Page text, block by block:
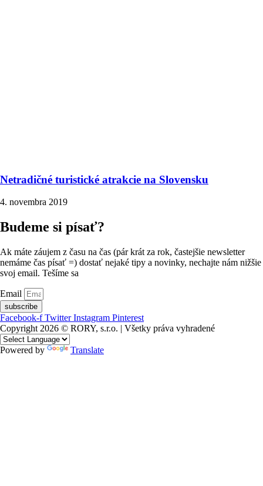
Netradičné turistické atrakcie na Slovensku
4. novembra 2019
Budeme si písať?
Ak máte záujem z času na čas (pár krát za rok, častejšie newsletter
nemáme čas písať =) dostať nejaké tipy a novinky, nechajte nám nižšie
svoj email. Tešíme sa
Email
subscribe
Facebook-f Twitter Instagram Pinterest
Copyright 2026 © RORY, s.r.o. | Všetky práva vyhradené
Powered by Translate